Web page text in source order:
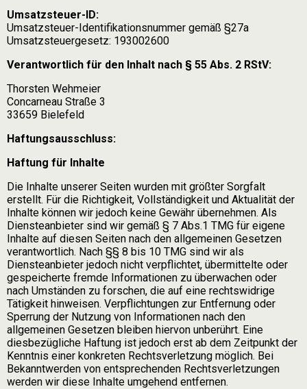
Umsatzsteuer-ID:
Umsatzsteuer-Identifikationsnummer gemäß §27a
Umsatzsteuergesetz: 193002600
Verantwortlich für den Inhalt nach § 55 Abs. 2 RStV:
Thorsten Wehmeier
Concarneau Straße 3
33659 Bielefeld
Haftungsausschluss:
Haftung für Inhalte
Die Inhalte unserer Seiten wurden mit größter Sorgfalt
erstellt. Für die Richtigkeit, Vollständigkeit und Aktualität der
Inhalte können wir jedoch keine Gewähr übernehmen. Als
Diensteanbieter sind wir gemäß § 7 Abs.1 TMG für eigene
Inhalte auf diesen Seiten nach den allgemeinen Gesetzen
verantwortlich. Nach §§ 8 bis 10 TMG sind wir als
Diensteanbieter jedoch nicht verpflichtet, übermittelte oder
gespeicherte fremde Informationen zu überwachen oder
nach Umständen zu forschen, die auf eine rechtswidrige
Tätigkeit hinweisen. Verpflichtungen zur Entfernung oder
Sperrung der Nutzung von Informationen nach den
allgemeinen Gesetzen bleiben hiervon unberührt. Eine
diesbezügliche Haftung ist jedoch erst ab dem Zeitpunkt der
Kenntnis einer konkreten Rechtsverletzung möglich. Bei
Bekanntwerden von entsprechenden Rechtsverletzungen
werden wir diese Inhalte umgehend entfernen.